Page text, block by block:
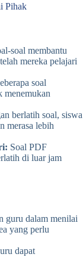
Pihak
soal membantu
mereka pelajari
soal
menemukan
berlatih soal, siswa
merasa lebih
Soal PDF
di luar jam
guru dalam menilai
yang perlu
dapat